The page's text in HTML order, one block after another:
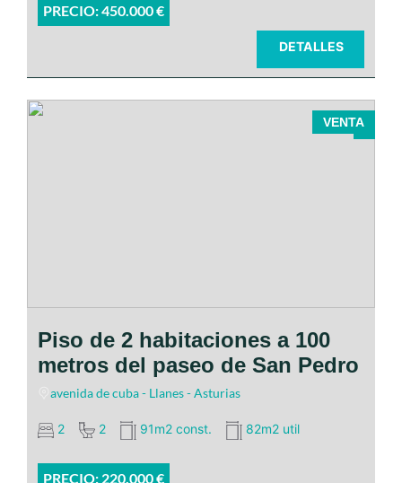
PRECIO: 450.000 €
DETALLES
VENTA
Piso de 2 habitaciones a 100
metros del paseo de San Pedro
avenida de cuba - Llanes - Asturias
2 2 91m2 const. 82m2 util
PRECIO: 220.000 €